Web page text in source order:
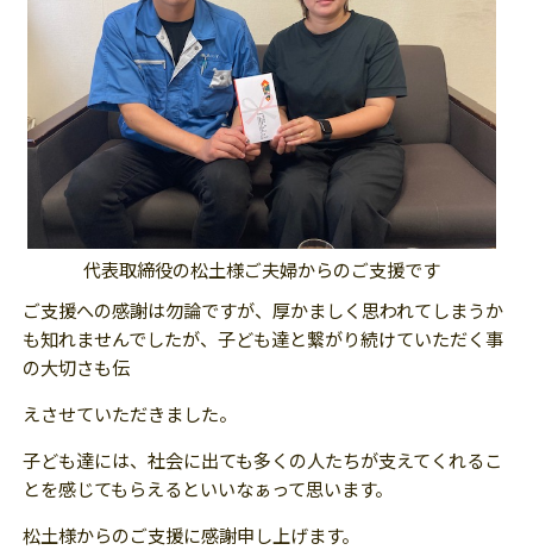
代表取締役の松土様ご夫婦からのご支援です
ご支援への感謝は勿論ですが、厚かましく思われてしまうか
も知れませんでしたが、子ども達と繋がり続けていただく事
の大切さも伝
えさせていただきました。
子ども達には、社会に出ても多くの人たちが支えてくれるこ
とを感じてもらえるといいなぁって思います。
松土様からのご支援に感謝申し上げます。